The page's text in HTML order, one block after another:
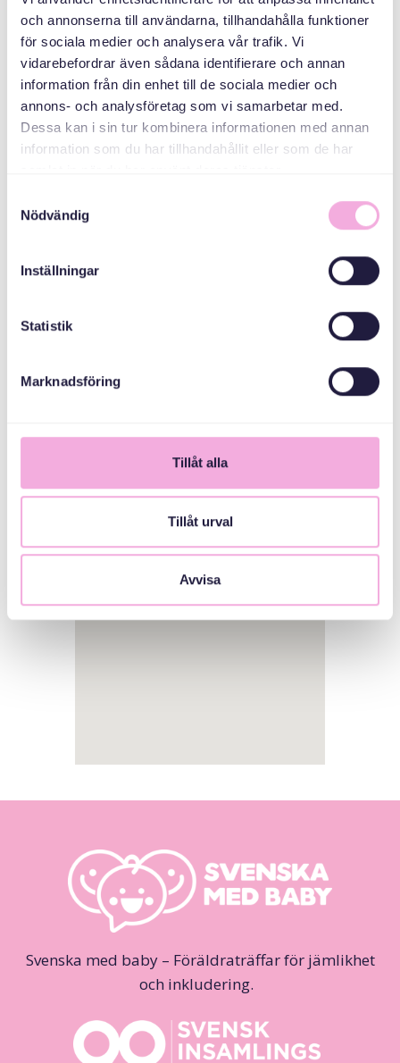
och annonserna till användarna, tillhandahålla funktioner
för sociala medier och analysera vår trafik. Vi
vidarebefordrar även sådana identifierare och annan
information från din enhet till de sociala medier och
annons- och analysföretag som vi samarbetar med.
Dessa kan i sin tur kombinera informationen med annan
information som du har tillhandahållit eller som de har
Nödvändig
Inställningar
Statistik
Marknadsföring
Tillåt alla
Tillåt urval
Avvisa
Folkhälsomyndigheterna
Kronprinsessan
Margaretas
Minnesfond
1
Svenska med baby – Föräldraträffar för jämlikhet
och inkludering.